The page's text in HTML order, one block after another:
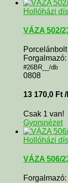
Hollóházi
VÁZA 502/
Porcelánbolt
#26BR__/db
0808
13 170,0 Ft
Csak 1 van!
Gyorsnézet
Hollóházi
VÁZA 506/